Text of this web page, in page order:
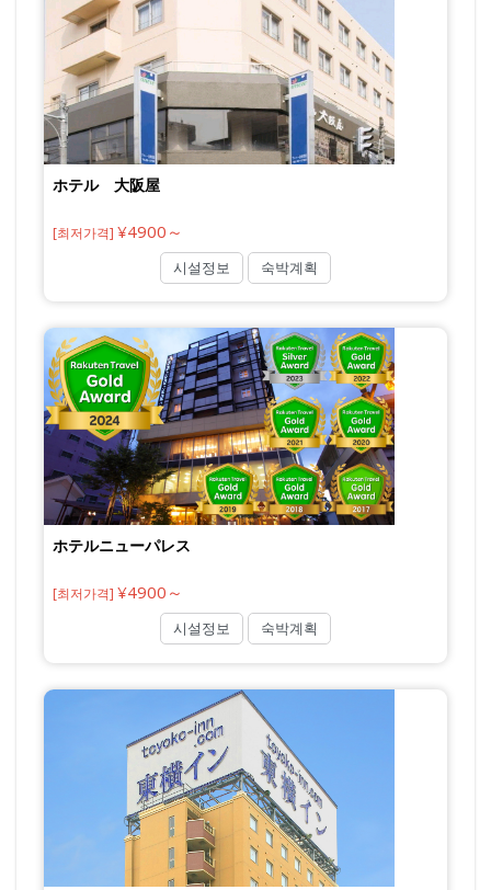
ホテル 大阪屋
[최저가격]¥4900～
시설정보 숙박계획
ホテルニューパレス
[최저가격]¥4900～
시설정보 숙박계획